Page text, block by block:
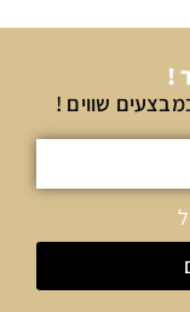
!
שווים !